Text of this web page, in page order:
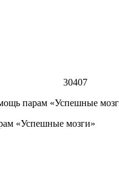
30407
«Успешные мозги»